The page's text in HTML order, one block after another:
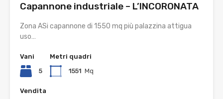
Capannone industriale – L’INCORONATA
Zona ASi capannone di 1550 mq più palazzina attigua
uso…
Vani
5
Metri quadri
1551 Mq
Vendita